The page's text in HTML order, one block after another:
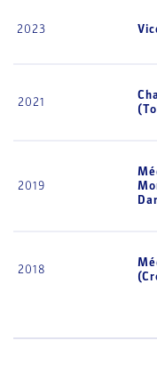
2023
2021
2019
2018